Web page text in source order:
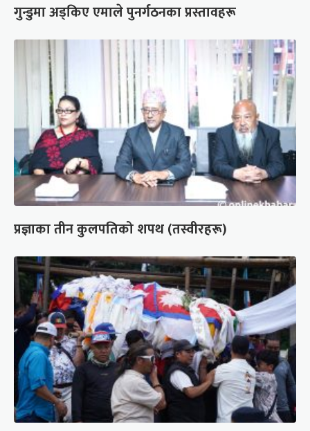
गुन्डुमा अड्किए एमाले पुनर्गठनका प्रस्तावहरू
प्रज्ञाका तीन कुलपतिको शपथ (तस्वीरहरू)